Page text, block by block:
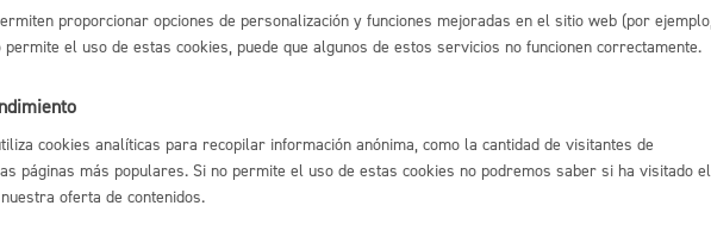
Desarrollo económico y empleo
proporcionar opciones de personalización y funciones mejoradas en el sitio web (por
permite el uso de estas cookies, puede que algunos de estos servicios no funcionen correctamente.
cookies analíticas para recopilar información anónima, como la cantidad de visitantes de
páginas más populares. Si no permite el uso de estas cookies no podremos saber si ha visitado el
oferta de contenidos.